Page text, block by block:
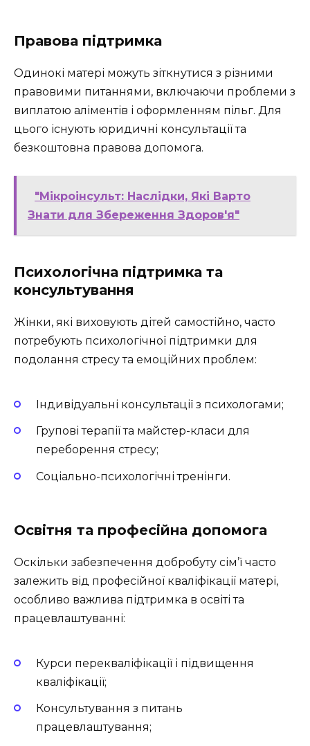
Правова підтримка
Одинокі матері можуть зіткнутися з різними
правовими питаннями, включаючи проблеми з
виплатою аліментів і оформленням пільг. Для
цього існують юридичні консультації та
безкоштовна правова допомога.
"Мікроінсульт: Наслідки, Які Варто
Знати для Збереження Здоров'я"
Психологічна підтримка та
консультування
Жінки, які виховують дітей самостійно, часто
потребують психологічної підтримки для
подолання стресу та емоційних проблем:
Індивідуальні консультації з психологами;
Групові терапії та майстер-класи для
переборення стресу;
Соціально-психологічні тренінги.
Освітня та професійна допомога
Оскільки забезпечення добробуту сім’ї часто
залежить від професійної кваліфікації матері,
особливо важлива підтримка в освіті та
працевлаштуванні:
Курси перекваліфікації і підвищення
кваліфікації;
Консультування з питань
працевлаштування;